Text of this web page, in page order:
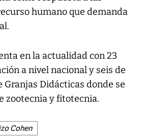
humano que demanda
en la actualidad con 23
a nivel nacional y seis de
Granjas Didácticas donde se
zootecnia y fitotecnia.
Cohen